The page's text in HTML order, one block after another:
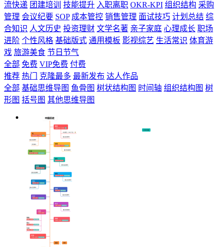
流快递 团建培训 技能提升 入职离职 OKR-KPI 组织结构 采购
管理 会议纪要 SOP 成本管控 销售管理 面试技巧 计划总结 综
合知识 人文历史 投资理财 文学名著 亲子家庭 心理成长 职场
进阶 个性风格 基础版式 通用模板 影视综艺 生活常识 体育游
戏 旅游美食 节日节气
全部 免费 VIP免费 付费
推荐 热门 克隆最多 最新发布 达人作品
全部 基础思维导图 鱼骨图 树状结构图 时间轴 组织结构图 树
形图 括号图 其他思维导图